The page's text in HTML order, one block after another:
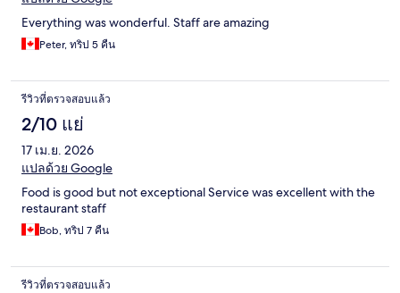
Everything was wonderful. Staff are amazing
Peter, ทริป 5 คืน
รีวิวที่ตรวจสอบแล้ว
2/10 แย่
17 เม.ย. 2026
แปลด้วย Google
Food is good but not exceptional Service was excellent with the
restaurant staff
Bob, ทริป 7 คืน
รีวิวที่ตรวจสอบแล้ว